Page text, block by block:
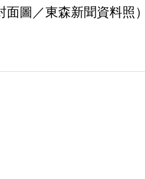
面圖／東森新聞資料照